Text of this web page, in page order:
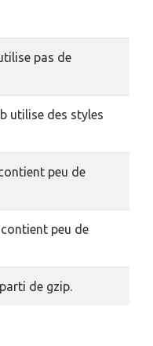
pas de
utilise des styles
peu de
peu de
de gzip.